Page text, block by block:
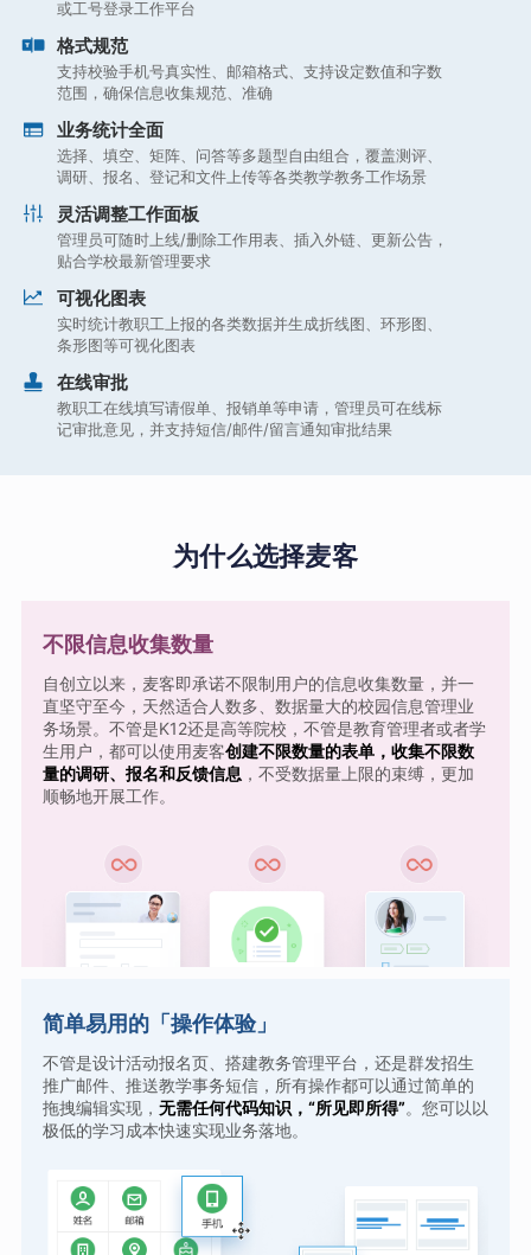
或工号登录工作平台
格式规范
支持校验手机号真实性、邮箱格式、支持设定数值和字数
范围，确保信息收集规范、准确
业务统计全面
选择、填空、矩阵、问答等多题型自由组合，覆盖测评、
调研、报名、登记和文件上传等各类教学教务工作场景
灵活调整工作面板
管理员可随时上线/删除工作用表、插入外链、更新公告，
贴合学校最新管理要求
可视化图表
实时统计教职工上报的各类数据并生成折线图、环形图、
条形图等可视化图表
在线审批
教职工在线填写请假单、报销单等申请，管理员可在线标
记审批意见，并支持短信/邮件/留言通知审批结果
为什么选择麦客
不限信息收集数量
自创立以来，麦客即承诺不限制用户的信息收集数量，并一
直坚守至今，天然适合人数多、数据量大的校园信息管理业
务场景。不管是K12还是高等院校，不管是教育管理者或者学
生用户，都可以使用麦客创建不限数量的表单，收集不限数
量的调研、报名和反馈信息 ，不受数据量上限的束缚，更加
顺畅地开展工作。
简单易用的「操作体验」
不管是设计活动报名页、搭建教务管理平台，还是群发招生
推广邮件、推送教学事务短信，所有操作都可以通过简单的
拖拽编辑实现， 无需任何代码知识，“所见即所得”。您可以以
极低的学习成本快速实现业务落地。